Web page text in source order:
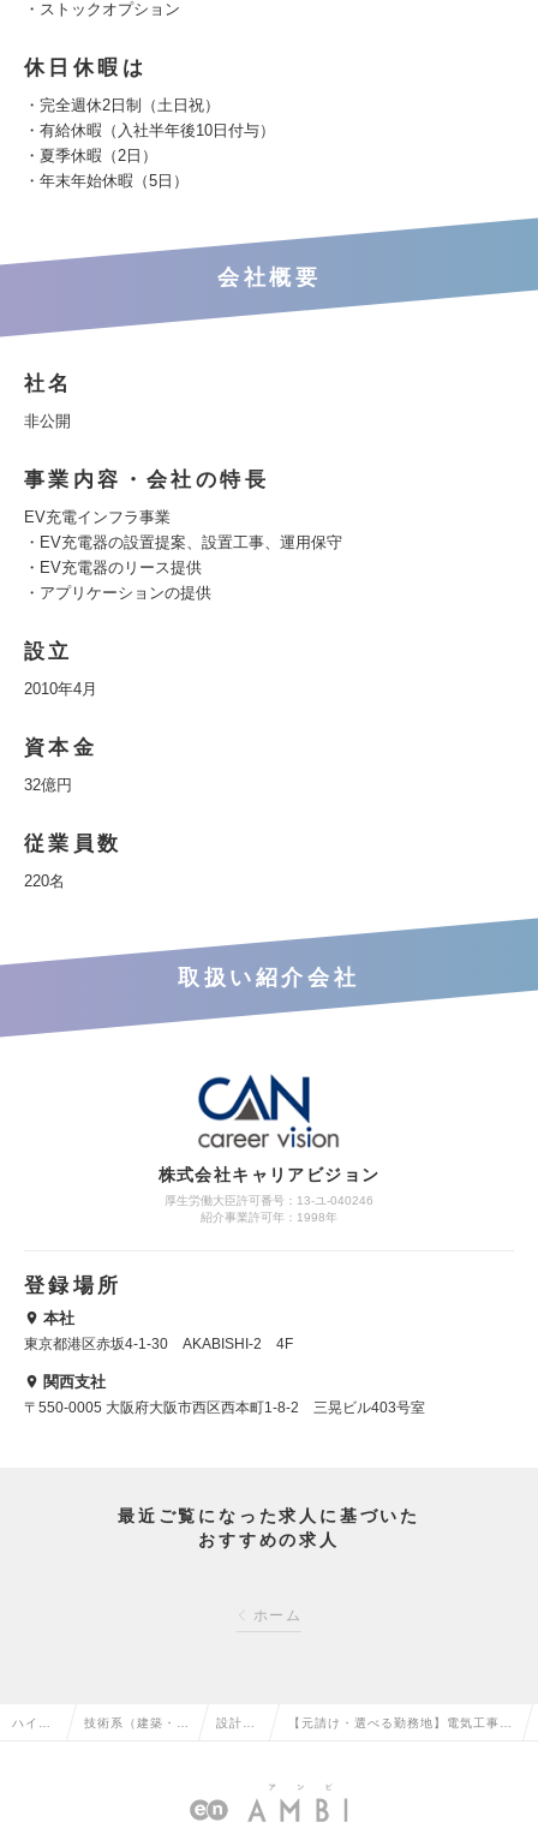
・ストックオプション
休日休暇は
・完全週休2日制（土日祝）
・有給休暇（入社半年後10日付与）
・夏季休暇（2日）
・年末年始休暇（5日）
会社概要
社名
非公開
事業内容・会社の特長
EV充電インフラ事業
・EV充電器の設置提案、設置工事、運用保守
・EV充電器のリース提供
・アプリケーションの提供
設立
2010年4月
資本金
32億円
従業員数
220名
取扱い紹介会社
株式会社キャリアビジョン
厚生労働大臣許可番号：13-ユ-040246
紹介事業許可年：1998年
登録場所
本社
東京都港区赤坂4-1-30 AKABISHI-2 4F
関西支社
〒550-0005 大阪府大阪市西区西本町1-8-2 三晃ビル403号室
最近ご覧になった求人に基づいた
おすすめの求人
ホーム
ハイク 技術系（建築・設 設計
備）の
【元請け・選べる勤務地】電気工事施
スの安定企業の求人情報